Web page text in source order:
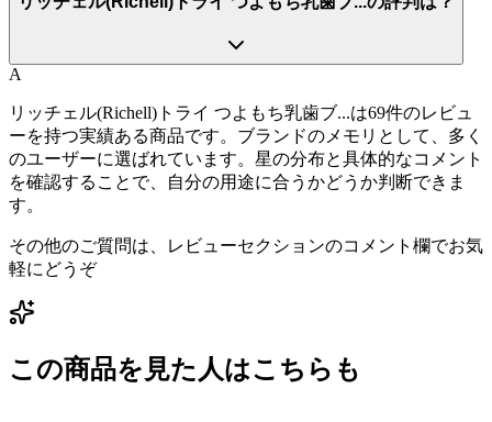
A
リッチェル(Richell)トライ つよもち乳歯ブ...は69件のレビュ
ーを持つ実績ある商品です。ブランドのメモリとして、多く
のユーザーに選ばれています。星の分布と具体的なコメント
を確認することで、自分の用途に合うかどうか判断できま
す。
その他のご質問は、レビューセクションのコメント欄でお気
軽にどうぞ
この商品を見た人はこちらも